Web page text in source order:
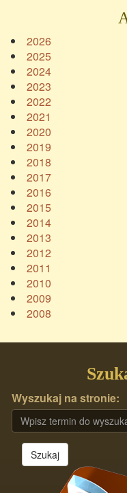
2026
2025
2024
2023
2022
2021
2020
2019
2018
2017
2016
2015
2014
2013
2012
2011
2010
2009
2008
Wyszukaj na stronie:
Szukaj